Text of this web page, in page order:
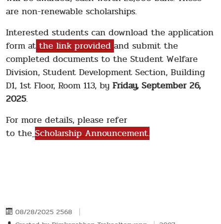
are non-renewable scholarships.
Interested students can download the application
form atthe link providedand submit the
completed documents to the Student Welfare
Division, Student Development Section, Building
D1, 1st Floor, Room 113, by Friday, September 26,
2025.
For more details, please refer
to the ScholarshipAnnouncement.
08/28/2025 2568